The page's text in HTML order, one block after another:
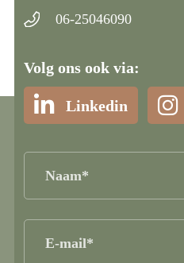
06-25046090
Volg ons ook via:
Linkedin